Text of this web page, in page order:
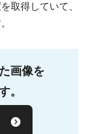
取得していて、
画像を
。